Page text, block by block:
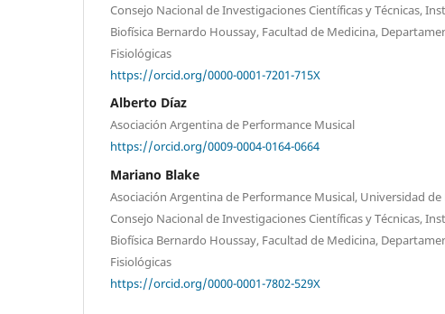
Consejo Nacional de Investigaciones Científicas y Técnicas,
Biofísica Bernardo Houssay, Facultad de Medicina,
Fisiológicas
https://orcid.org/0000-0001-7201-715X
Alberto Díaz
Asociación Argentina de Performance Musical
https://orcid.org/0009-0004-0164-0664
Mariano Blake
Asociación Argentina de Performance Musical, Universidad de
Consejo Nacional de Investigaciones Científicas y Técnicas,
Biofísica Bernardo Houssay, Facultad de Medicina,
Fisiológicas
https://orcid.org/0000-0001-7802-529X